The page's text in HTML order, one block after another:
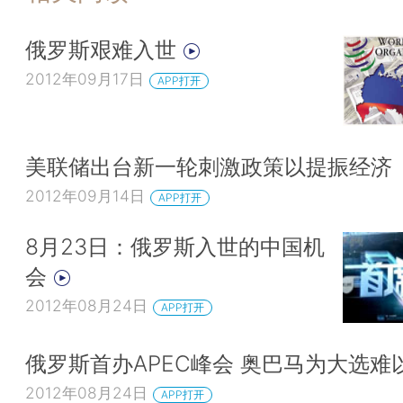
俄罗斯艰难入世
2012年09月17日 APP打开
美联储出台新一轮刺激政策以提振经济
2012年09月14日 APP打开
8月23日：俄罗斯入世的中国机
会
2012年08月24日 APP打开
俄罗斯首办APEC峰会 奥巴马为大选难
2012年08月24日 APP打开